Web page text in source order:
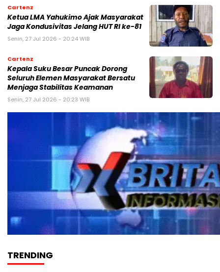
Cartenz
Ketua LMA Yahukimo Ajak Masyarakat
Jaga Kondusivitas Jelang HUT RI ke-81
Senin, 27 Jul 2026 - 20:24 WIB
Cartenz
Kepala Suku Besar Puncak Dorong
Seluruh Elemen Masyarakat Bersatu
Menjaga Stabilitas Keamanan
Senin, 27 Jul 2026 - 20:23 WIB
TRENDING